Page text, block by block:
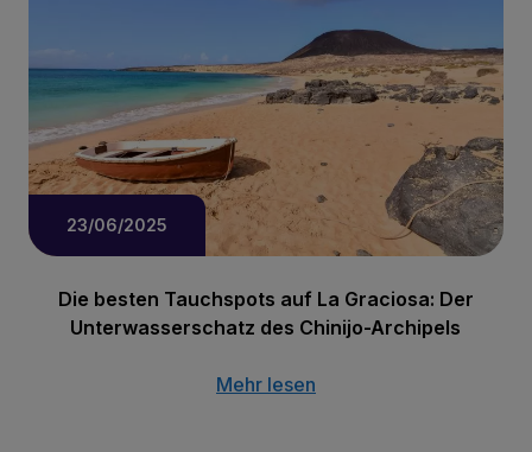
23/06/2025
Die besten Tauchspots auf La Graciosa: Der
Unterwasserschatz des Chinijo-Archipels
Mehr lesen